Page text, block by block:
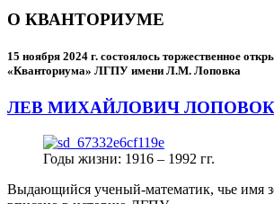
О КВАНТОРИУМЕ
15 ноября 2024 г. состоялось торжественное
«Кванториума» ЛГПУ имени Л.М. Лоповка
ЛЕВ МИХАЙЛОВИЧ ЛОПОВОК
Годы жизни: 1916 – 1992 гг.
Выдающийся ученый-математик, чье имя